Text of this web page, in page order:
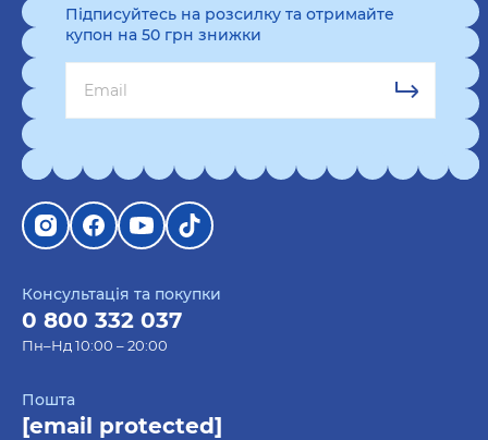
Консультація та покупки
0 800 332 037
Пн–Нд 10:00 – 20:00
Пошта
[email protected]
Підписуйтесь на розсилку та отримайте
купон на 50 грн знижки